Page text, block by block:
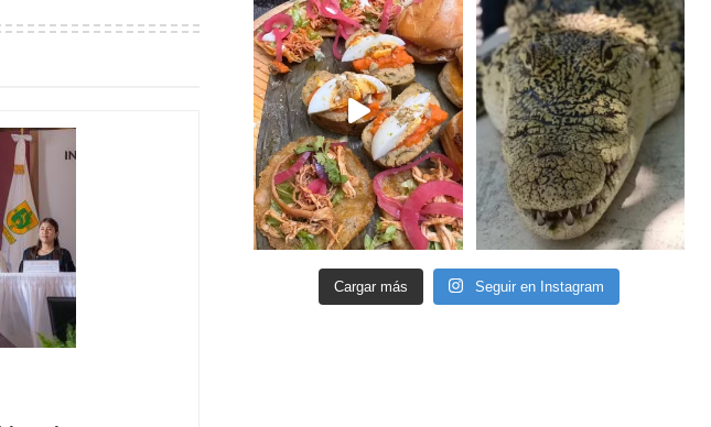
Cargar más Seguir en Instagram